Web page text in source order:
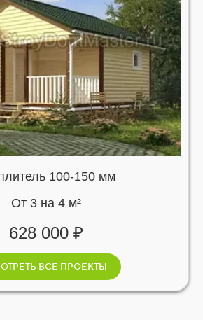
100-150 мм
От 3 на 4 м²
628 000 ₽
ВСЕ ПРОЕКТЫ